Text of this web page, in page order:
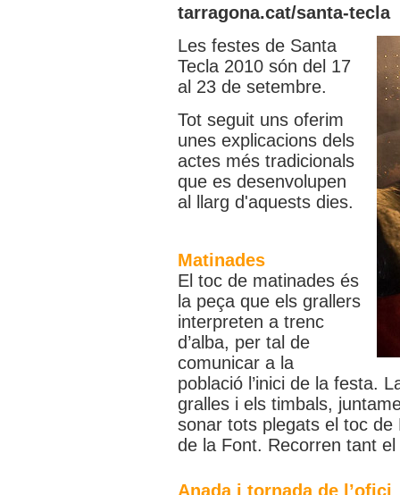
tarragona.cat/santa-tecla
Les festes de Santa
Tecla 2010 són del 17
al 23 de setembre.
Tot seguit uns oferim
unes explicacions dels
actes més tradicionals
que es desenvolupen
al llarg d'aquests dies.
Matinades
El toc de matinades és
la peça que els grallers
interpreten a trenc
d’alba, per tal de
comunicar a la
població l’inici de la festa.
gralles i els timbals,
sonar tots plegats el toc
de la Font. Recorren tant
Anada i tornada de l’ofici